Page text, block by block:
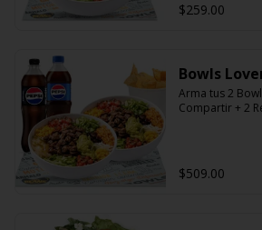
$259.00
Bowls
Arma tus 2
Compartir + 2
$509.00